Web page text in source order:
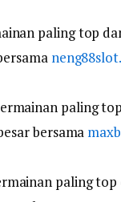
paling top
paling
bersama
paling top